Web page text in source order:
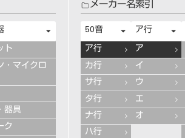
ト
・マイクロ
器具
ク
メーカー名索引
50音
ア行
カ行
サ行
タ行
ナ行
ハ行
ア行
ア
イ
ウ
エ
オ